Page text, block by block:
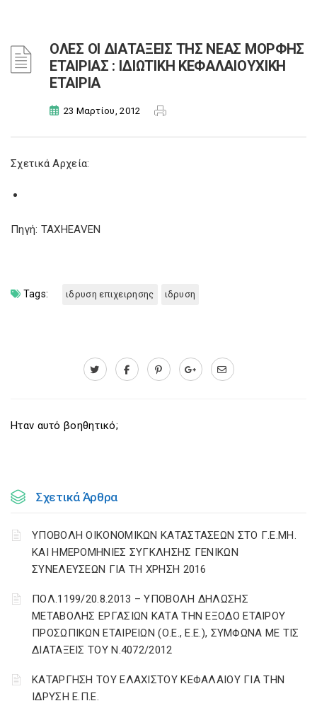
ΟΛΕΣ ΟΙ ΔΙΑΤΑΞΕΙΣ ΤΗΣ ΝΕΑΣ ΜΟΡΦΗΣ
ΕΤΑΙΡΙΑΣ : ΙΔΙΩΤΙΚΗ ΚΕΦΑΛΑΙΟΥΧΙΚΗ
ΕΤΑΙΡΙΑ
23 Μαρτίου, 2012
Σχετικά Αρχεία:
Πηγή: TAXHEAVEN
Tags: ιδρυση επιχειρησης ιδρυση
Ηταν αυτό βοηθητικό;
Σχετικά Άρθρα
ΥΠΟΒΟΛΗ ΟΙΚΟΝΟΜΙΚΩΝ ΚΑΤΑΣΤΑΣΕΩΝ ΣΤΟ Γ.Ε.ΜΗ.
ΚΑΙ ΗΜΕΡΟΜΗΝΙΕΣ ΣΥΓΚΛΗΣΗΣ ΓΕΝΙΚΩΝ
ΣΥΝΕΛΕΥΣΕΩΝ ΓΙΑ ΤΗ ΧΡΗΣΗ 2016
ΠΟΛ.1199/20.8.2013 – ΥΠΟΒΟΛΗ ΔΗΛΩΣΗΣ
ΜΕΤΑΒΟΛΗΣ ΕΡΓΑΣΙΩΝ ΚΑΤΑ ΤΗΝ ΕΞΟΔΟ ΕΤΑΙΡΟΥ
ΠΡΟΣΩΠΙΚΩΝ ΕΤΑΙΡΕΙΩΝ (Ο.Ε., Ε.Ε.), ΣΥΜΦΩΝΑ ΜΕ ΤΙΣ
ΔΙΑΤΑΞΕΙΣ ΤΟΥ Ν.4072/2012
ΚΑΤΑΡΓΗΣΗ ΤΟΥ ΕΛΑΧΙΣΤΟΥ ΚΕΦΑΛΑΙΟΥ ΓΙΑ ΤΗΝ
ΙΔΡΥΣΗ Ε.Π.Ε.